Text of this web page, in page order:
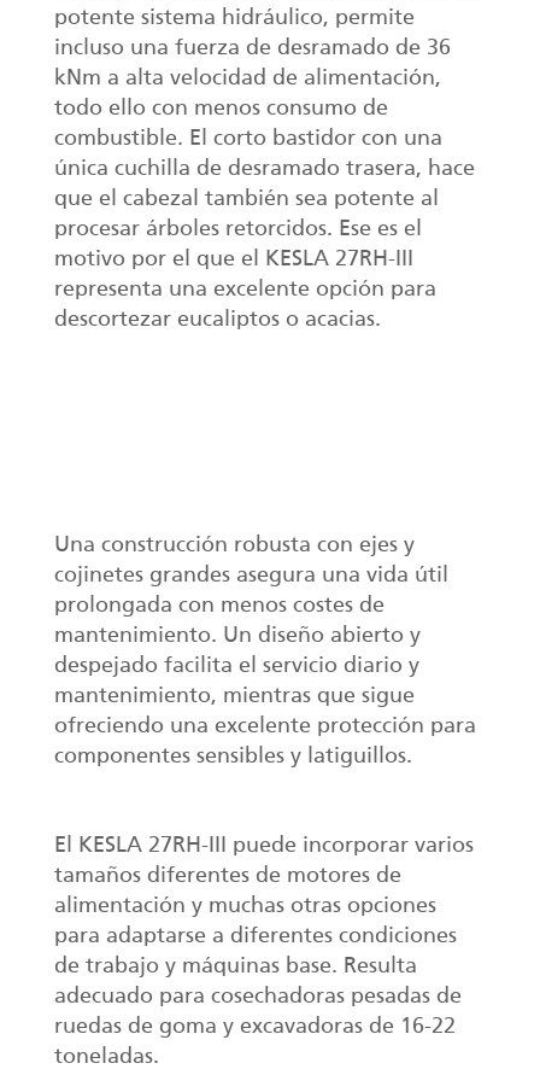
potente sistema hidráulico, permite
incluso una fuerza de desramado de 36
kNm a alta velocidad de alimentación,
todo ello con menos consumo de
combustible. El corto bastidor con una
única cuchilla de desramado trasera, hace
que el cabezal también sea potente al
procesar árboles retorcidos. Ese es el
motivo por el que el KESLA 27RH-III
representa una excelente opción para
descortezar eucaliptos o acacias.
Una construcción robusta con ejes y
cojinetes grandes asegura una vida útil
prolongada con menos costes de
mantenimiento. Un diseño abierto y
despejado facilita el servicio diario y
mantenimiento, mientras que sigue
ofreciendo una excelente protección para
componentes sensibles y latiguillos.
El KESLA 27RH-III puede incorporar varios
tamaños diferentes de motores de
alimentación y muchas otras opciones
para adaptarse a diferentes condiciones
de trabajo y máquinas base. Resulta
adecuado para cosechadoras pesadas de
ruedas de goma y excavadoras de 16-22
toneladas.